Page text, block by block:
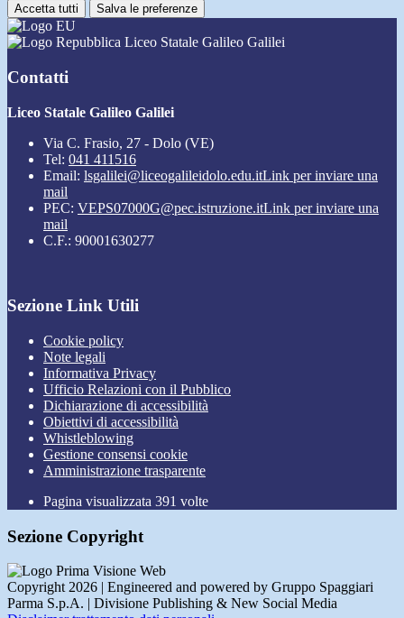
Accetta tutti Salva le preferenze
Liceo Statale Galileo Galilei
Contatti
Liceo Statale Galileo Galilei
Via C. Frasio, 27 - Dolo (VE)
Tel: 041 411516
Email: lsgalilei@liceogalileidolo.edu.itLink per inviare una
mail
PEC: VEPS07000G@pec.istruzione.itLink per inviare una
mail
C.F.: 90001630277
Sezione Link Utili
Cookie policy
Note legali
Informativa Privacy
Ufficio Relazioni con il Pubblico
Dichiarazione di accessibilità
Obiettivi di accessibilità
Whistleblowing
Gestione consensi cookie
Amministrazione trasparente
Pagina visualizzata 391 volte
Sezione Copyright
Copyright 2026 | Engineered and powered by Gruppo Spaggiari
Parma S.p.A. | Divisione Publishing & New Social Media